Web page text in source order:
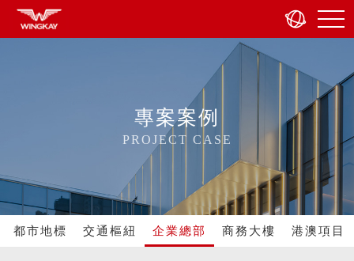
專案案例
PROJECT CASE
都市地標 交通樞紐 企業總部 商務大樓 港澳項目